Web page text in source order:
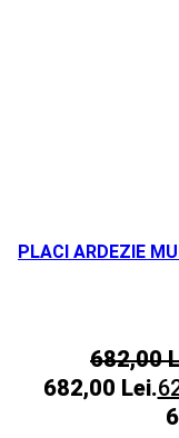
PLACI ARDEZIE
682,00
682,00 Lei.